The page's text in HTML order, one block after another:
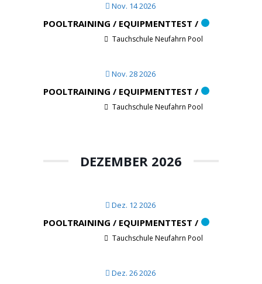
Nov. 14 2026
POOLTRAINING / EQUIPMENTTEST /
Tauchschule Neufahrn Pool
Nov. 28 2026
POOLTRAINING / EQUIPMENTTEST /
Tauchschule Neufahrn Pool
DEZEMBER 2026
Dez. 12 2026
POOLTRAINING / EQUIPMENTTEST /
Tauchschule Neufahrn Pool
Dez. 26 2026